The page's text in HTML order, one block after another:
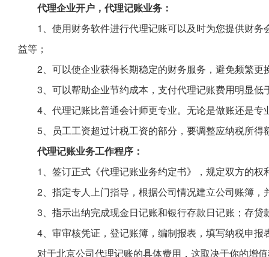
代理企业开户，代理记账业务：
1、使用财务软件进行代理记账可以及时为您提供财
益等；
2、可以使企业获得长期稳定的财务服务，避免频繁更
3、可以帮助企业节约成本，支付代理记账费用明显低
4、代理记账比普通会计师更专业。无论是做账还是
5、员工工资超过计税工资的部分，要调整应纳税所
代理记账业务工作程序：
1、签订正式《代理记账业务约定书》，规定双方的权
2、指定专人上门指导，根据公司情况建立公司账簿，
3、指示出纳完成现金日记账和银行存款日记账；存贷
4、审审核凭证，登记账簿，编制报表，填写纳税申报
对于北京公司代理记账的具体费用，这取决于你的增